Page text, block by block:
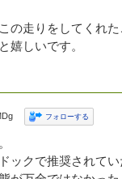
の走りをしてくれ
嬉しいです。
フォローする
ックで推奨されて